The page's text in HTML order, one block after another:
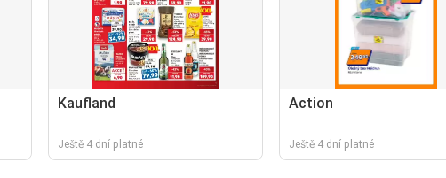
Kaufland
Ještě 4 dní platné
Action
Ještě 4 dní platné